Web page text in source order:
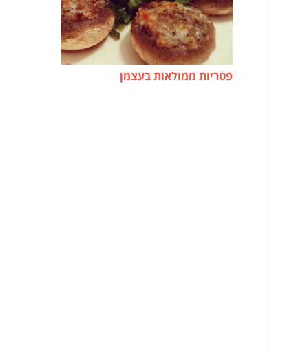
פטריות ממולאות בעצמן